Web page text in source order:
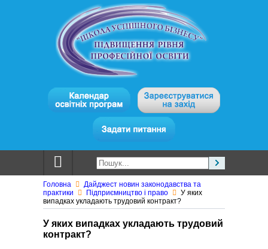
Головна
Дайджест новин законодавства та
практики
Підприємництво і право
У яких
випадках укладають трудовий контракт?
У яких випадках укладають трудовий
контракт?